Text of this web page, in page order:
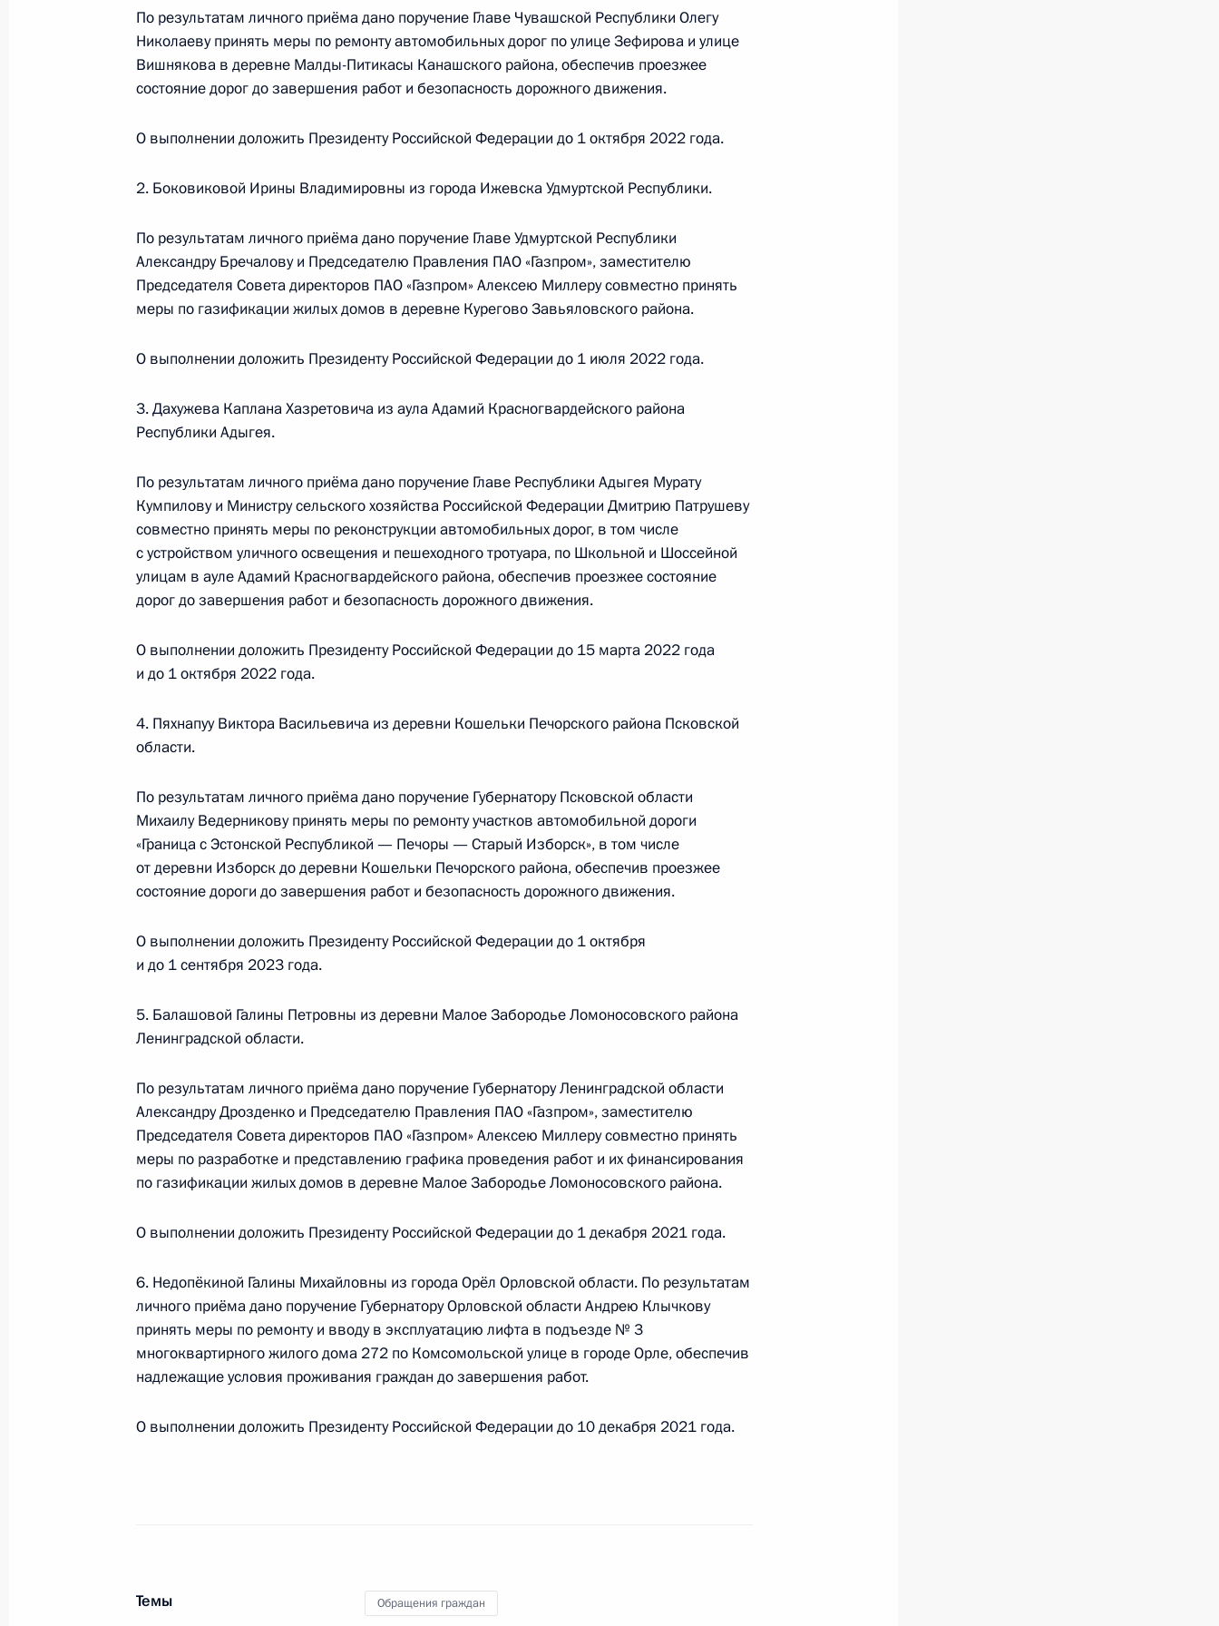
19 ноября 2021 года, 17:46
конференц-связи жительницы Ярославской области, проведённого по поручению
Российской Федерации по обеспечению деятельности Государственного совета
Российской Федерации по приёму граждан в Москве 8 апреля 2021 года
19 ноября 2021 года, 17:44
О ходе исполнения поручения, данного по итогам личного приёма в режиме видео-
конференц-связи жителя Хабаровского края, проведённого по поручению
Российской Федерации по общественным связям и коммуникациям Александром
Смирновым в Приёмной Президента Российской Федерации по приёму граждан
19 ноября 2021 года, 17:42
О ходе принятия мер по итогам личного приёма в режиме видео-конференц-связи
жителя Приморского края, проведённого по поручению Президента Российской
в Приёмной Президента Российской Федерации по приёму граждан в Москве
6 марта 2018 года
19 ноября 2021 года, 17:40
О ходе исполнения поручения, данного по итогам личного приёма в режиме видео-
конференц-связи жительницы Самарской области, проведённого по поручению
Президента Российской Федерации начальником Управления Президента
Российской Федерации по работе с обращениями граждан и организаций
Михаилом Михайловским в Приёмной Президента Российской Федерации
19 ноября 2021 года, 17:37
О ходе принятия мер по итогам личного приёма в режиме видео-конференц-связи
Федерации начальником Управления Президента Российской Федерации по работе
с обращениями граждан и организаций Михаилом Михайловским в Приёмной
Президента Российской Федерации по приёму граждан в Москве 13 декабря
2018 года
19 ноября 2021 года, 17:34
18 ноября 2021 года по поручению Президента Российской Федерации
заместитель Руководителя Администрации Президента Российской Федерации
Дмитрий Козак провёл в Приёмной Президента Российской Федерации по приёму
граждан в Москве личный приём граждан в режиме видео-конференц-связи
18 ноября 2021 года, 20:10
По результатам личного приёма дано поручение Главе Чувашской Республики Олегу
Николаеву принять меры по ремонту автомобильных дорог по улице Зефирова и улице
Вишнякова в деревне Малды-Питикасы Канашского района, обеспечив проезжее
состояние дорог до завершения работ и безопасность дорожного движения.
О выполнении доложить Президенту Российской Федерации до 1 октября 2022 года.
2. Боковиковой Ирины Владимировны из города Ижевска Удмуртской Республики.
По результатам личного приёма дано поручение Главе Удмуртской Республики
Александру Бречалову и Председателю Правления ПАО «Газпром», заместителю
Председателя Совета директоров ПАО «Газпром» Алексею Миллеру совместно принять
меры по газификации жилых домов в деревне Курегово Завьяловского района.
О выполнении доложить Президенту Российской Федерации до 1 июля 2022 года.
3. Дахужева Каплана Хазретовича из аула Адамий Красногвардейского района
Республики Адыгея.
По результатам личного приёма дано поручение Главе Республики Адыгея Мурату
Кумпилову и Министру сельского хозяйства Российской Федерации Дмитрию Патрушеву
совместно принять меры по реконструкции автомобильных дорог, в том числе
с устройством уличного освещения и пешеходного тротуара, по Школьной и Шоссейной
улицам в ауле Адамий Красногвардейского района, обеспечив проезжее состояние
дорог до завершения работ и безопасность дорожного движения.
О выполнении доложить Президенту Российской Федерации до 15 марта 2022 года
и до 1 октября 2022 года.
4. Пяхнапуу Виктора Васильевича из деревни Кошельки Печорского района Псковской
области.
По результатам личного приёма дано поручение Губернатору Псковской области
Михаилу Ведерникову принять меры по ремонту участков автомобильной дороги
«Граница с Эстонской Республикой — Печоры — Старый Изборск», в том числе
от деревни Изборск до деревни Кошельки Печорского района, обеспечив проезжее
состояние дороги до завершения работ и безопасность дорожного движения.
О выполнении доложить Президенту Российской Федерации до 1 октября
и до 1 сентября 2023 года.
5. Балашовой Галины Петровны из деревни Малое Забородье Ломоносовского района
Ленинградской области.
По результатам личного приёма дано поручение Губернатору Ленинградской области
Александру Дрозденко и Председателю Правления ПАО «Газпром», заместителю
Председателя Совета директоров ПАО «Газпром» Алексею Миллеру совместно принять
меры по разработке и представлению графика проведения работ и их финансирования
по газификации жилых домов в деревне Малое Забородье Ломоносовского района.
О выполнении доложить Президенту Российской Федерации до 1 декабря 2021 года.
6. Недопёкиной Галины Михайловны из города Орёл Орловской области. По результатам
личного приёма дано поручение Губернатору Орловской области Андрею Клычкову
принять меры по ремонту и вводу в эксплуатацию лифта в подъезде № 3
многоквартирного жилого дома 272 по Комсомольской улице в городе Орле, обеспечив
надлежащие условия проживания граждан до завершения работ.
О выполнении доложить Президенту Российской Федерации до 10 декабря 2021 года.
Темы Обращения граждан